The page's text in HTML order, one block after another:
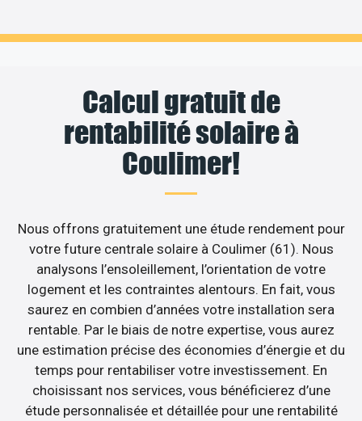
Calcul gratuit de
rentabilité solaire à
Coulimer!
Nous offrons gratuitement une étude rendement pour
votre future centrale solaire à Coulimer (61). Nous
analysons l’ensoleillement, l’orientation de votre
logement et les contraintes alentours. En fait, vous
saurez en combien d’années votre installation sera
rentable. Par le biais de notre expertise, vous aurez
une estimation précise des économies d’énergie et du
temps pour rentabiliser votre investissement. En
choisissant nos services, vous bénéficierez d’une
étude personnalisée et détaillée pour une rentabilité